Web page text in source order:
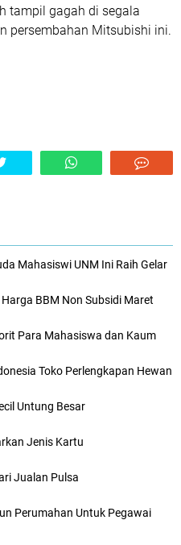
tampil gagah di segala
persembahan Mitsubishi ini.
Mahasiswi UNM Ini Raih Gelar
BBM Non Subsidi Maret
Para Mahasiswa dan Kaum
Toko Perlengkapan Hewan
Untung Besar
Jenis Kartu
Jualan Pulsa
Perumahan Untuk Pegawai